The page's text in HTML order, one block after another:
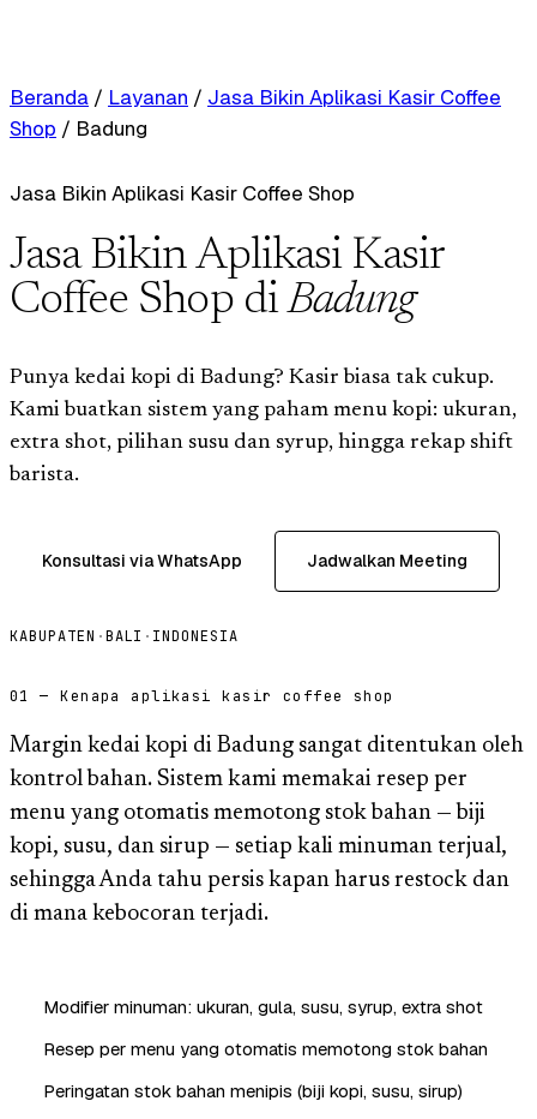
Beranda / Layanan / Jasa Bikin Aplikasi Kasir Coffee
Shop / Badung
Jasa Bikin Aplikasi Kasir Coffee Shop
Jasa Bikin Aplikasi Kasir
Coffee Shop diBadung
Punya kedai kopi di Badung? Kasir biasa tak cukup.
Kami buatkan sistem yang paham menu kopi: ukuran,
extra shot, pilihan susu dan syrup, hingga rekap shift
barista.
Konsultasi via WhatsApp Jadwalkan Meeting
KABUPATEN ·BALI · INDONESIA
01 — Kenapa aplikasi kasir coffee shop
Margin kedai kopi di Badung sangat ditentukan oleh
kontrol bahan. Sistem kami memakai resep per
menu yang otomatis memotong stok bahan — biji
kopi, susu, dan sirup — setiap kali minuman terjual,
sehingga Anda tahu persis kapan harus restock dan
di mana kebocoran terjadi.
Modifier minuman: ukuran, gula, susu, syrup, extra shot
Resep per menu yang otomatis memotong stok bahan
Peringatan stok bahan menipis (biji kopi, susu, sirup)